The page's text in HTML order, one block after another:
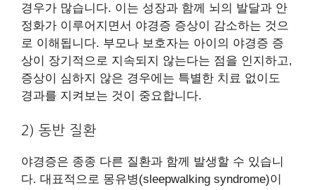
경우가 많습니다. 이는 성장과 함께 뇌의 발달과 안
정화가 이루어지면서 야경증 증상이 감소하는 것으
로 이해됩니다. 부모나 보호자는 아이의 야경증 증
상이 장기적으로 지속되지 않는다는 점을 인지하고,
증상이 심하지 않은 경우에는 특별한 치료 없이도
경과를 지켜보는 것이 중요합니다.
2) 동반 질환
야경증은 종종 다른 질환과 함께 발생할 수 있습니
다. 대표적으로 몽유병(sleepwalking syndrome)이